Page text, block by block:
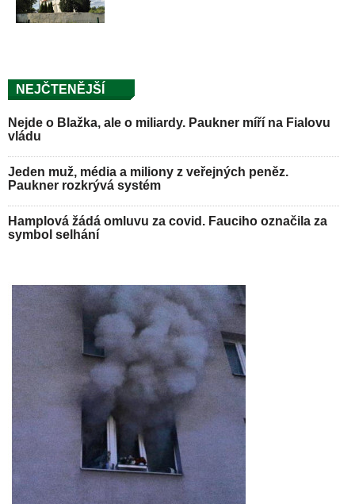
NEJČTENĚJŠÍ
Nejde o Blažka, ale o miliardy. Paukner míří na Fialovu
vládu
Jeden muž, média a miliony z veřejných peněz.
Paukner rozkrývá systém
Hamplová žádá omluvu za covid. Fauciho označila za
symbol selhání